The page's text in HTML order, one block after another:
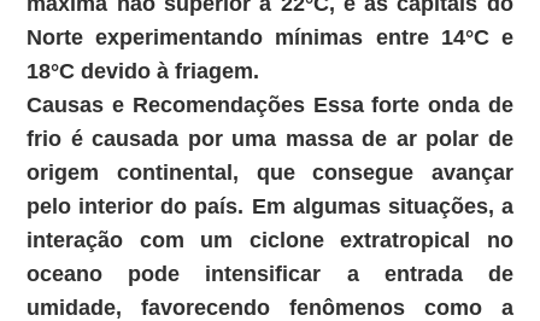
Norte experimentando mínimas entre 14°C e
18°C devido à friagem.
Causas e RecomendaçõesEssa forte onda de
frio é causada por uma massa de ar polar de
origem continental, que consegue avançar
pelo interior do país. Em algumas situações, a
interação com um ciclone extratropical no
oceano pode intensificar a entrada de
umidade, favorecendo fenômenos como a